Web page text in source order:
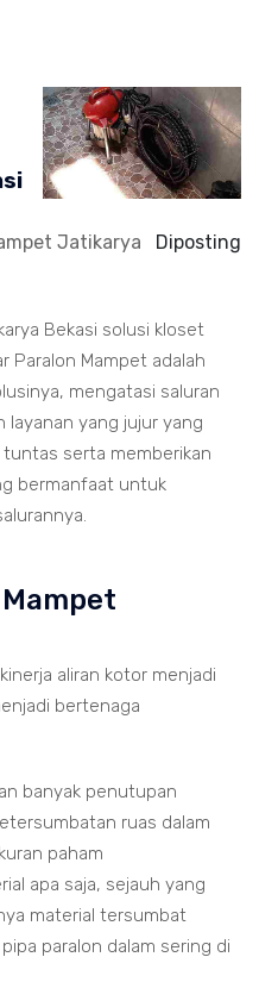
Jatikarya
Diposting
Bekasi solusi kloset
Paralon Mampet adalah
mengatasi saluran
layanan yang jujur yang
serta memberikan
bermanfaat untuk
aliran kotor menjadi
bertenaga
banyak penutupan
ruas dalam
paham
apa saja, sejauh yang
material tersumbat
paralon dalam sering di